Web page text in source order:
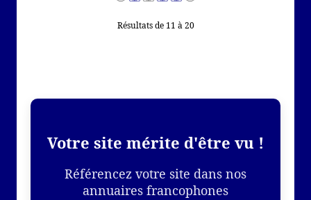
Résultats de 11 à 20
Votre site mérite d'être vu !
Référencez votre site dans nos
annuaires francophones